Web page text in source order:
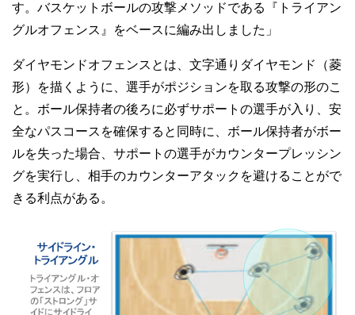
す。バスケットボールの攻撃メソッドである『トライアン
グルオフェンス』をベースに編み出しました」
ダイヤモンドオフェンスとは、文字通りダイヤモンド（菱
形）を描くように、選手がポジションを取る攻撃の形のこ
と。ボール保持者の後ろに必ずサポートの選手が入り、安
全なパスコースを確保すると同時に、ボール保持者がボー
ルを失った場合、サポートの選手がカウンタープレッシン
グを実行し、相手のカウンターアタックを避けることがで
きる利点がある。